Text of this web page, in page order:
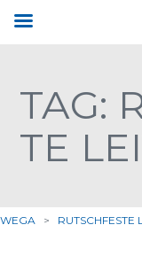
TAG:
TE
> RUTSCHFESTE